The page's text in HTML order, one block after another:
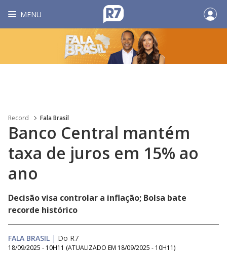
MENU
Record Fala Brasil
Banco Central mantém
taxa de juros em 15% ao
ano
Decisão visa controlar a inflação; Bolsa bate
recorde histórico
FALA BRASIL | Do R7
18/09/2025 - 10H11 (ATUALIZADO EM 18/09/2025 - 10H11)